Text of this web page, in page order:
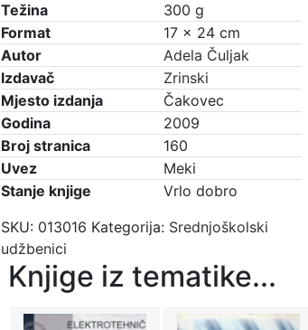
Težina
300 g
Format
17 × 24 cm
Autor
Adela Čuljak
Izdavač
Zrinski
Mjesto izdanja
Čakovec
Godina
2009
Broj stranica
160
Uvez
Meki
Stanje knjige
Vrlo dobro
SKU: 013016 Kategorija: Srednjoškolski
udžbenici
Knjige iz tematike...